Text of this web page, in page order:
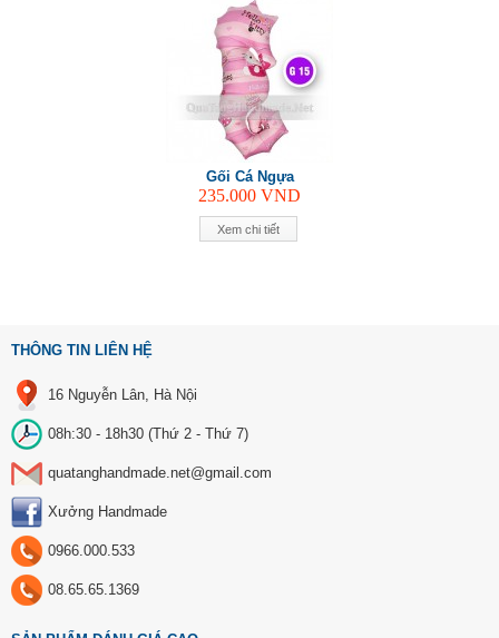
Xem chi tiết
Gối Cá Ngựa
235.000 VND
THÔNG TIN LIÊN HỆ
16 Nguyễn Lân, Hà Nội
08h:30 - 18h30 (Thứ 2 - Thứ 7)
quatanghandmade.net@gmail.com
Xưởng Handmade
0966.000.533
08.65.65.1369